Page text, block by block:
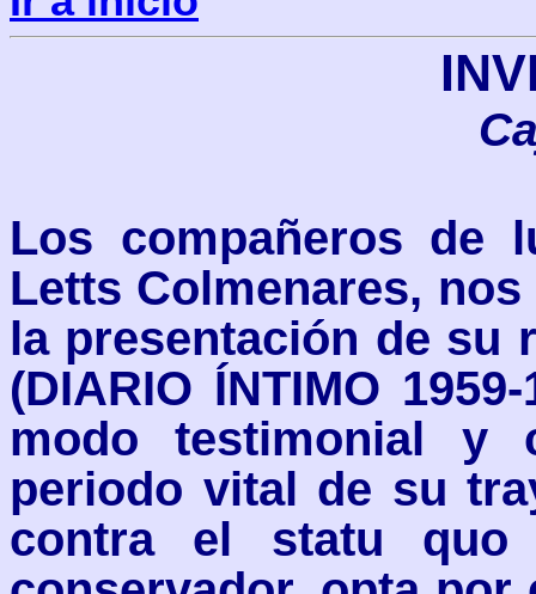
Los compañeros de
Letts Colmenares,
la presentación de su
(DIARIO ÍNTIMO
modo testimonial y
periodo vital de su
contra el statu quo